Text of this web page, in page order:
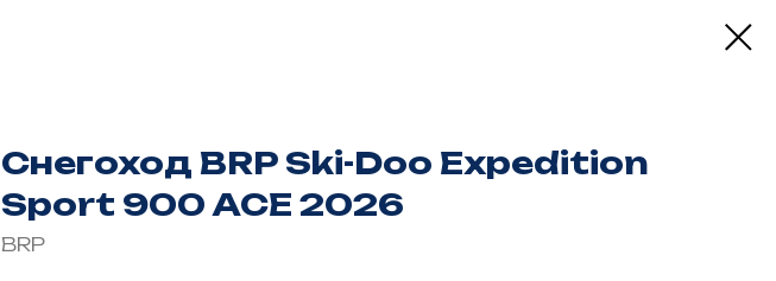
Снегоход BRP Ski-Doo Expedition
Sport 900 ACE 2026
BRP